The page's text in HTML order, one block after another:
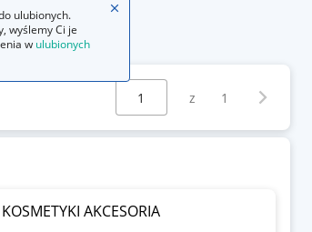
dla mężczyzn
Wybierz stronę:
z 1
AKCESORIA
ulubionych.
wyślemy Ci je
w ulubionych
Zamknij wskazówkę